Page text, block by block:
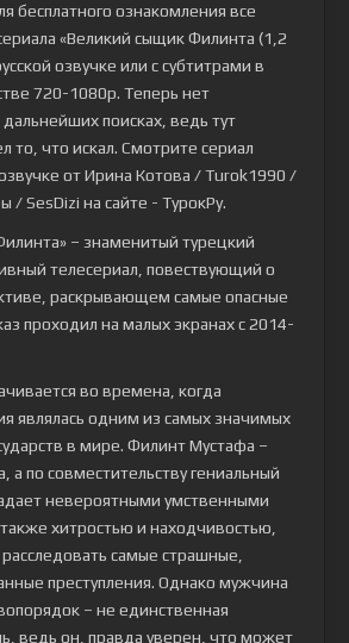
бесплатного ознакомления все
«Великий сыщик Филинта (1,2
озвучке или с субтитрами в
720-1080p. Теперь нет
поисках, ведь тут
то, что искал. Смотрите сериал
от Ирина Котова / Turok1990 /
/ SesDizi на сайте - ТурокРу.
– знаменитый турецкий
телесериал, повествующий о
раскрывающем самые опасные
проходил на малых экранах с 2014-
во времена, когда
являлась одним из самых значимых
в мире. Филинт Мустафа –
по совместительству гениальный
невероятными умственными
хитростью и находчивостью,
самые страшные,
преступления. Однако мужчина
– не единственная
ведь он, правда уверен, что может